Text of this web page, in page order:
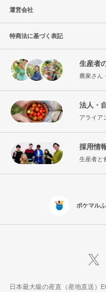
運営会社
特商法に基づく表記
生産者
農家さん
法人・
アライア
採用情
生産者と
ポケマル
日本最大級の産直（産地直送）